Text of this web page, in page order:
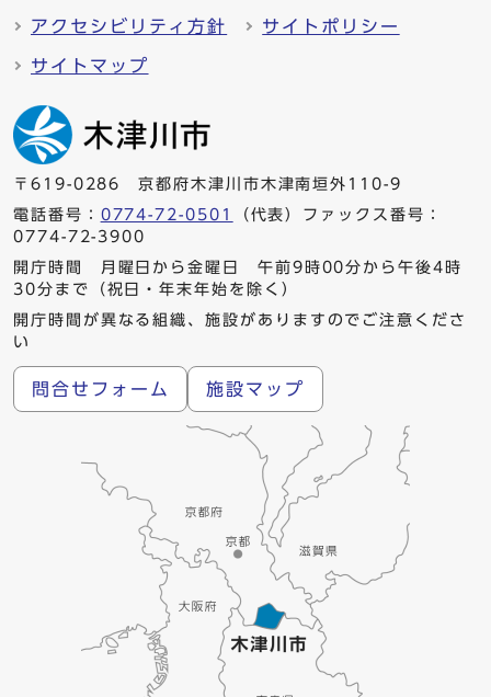
アクセシビリティ方針 サイトポリシー
サイトマップ
〒619-0286 京都府木津川市木津南垣外110-9
電話番号： 0774-72-0501
（代表）ファックス番号：
0774-72-3900
開庁時間 月曜日から金曜日 午前9時00分から午後4時
30分まで（祝日・年末年始を除く）
開庁時間が異なる組織、施設がありますのでご注意くださ
い
問合せフォーム 施設マップ